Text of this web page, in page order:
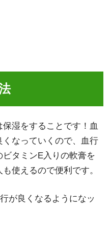
保湿をすること です！血
なっていくので、血行
タミンE入りの軟膏を
使えるので便利です。
が良くなるようになッ